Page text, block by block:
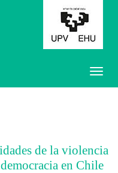
de la violencia
en Chile